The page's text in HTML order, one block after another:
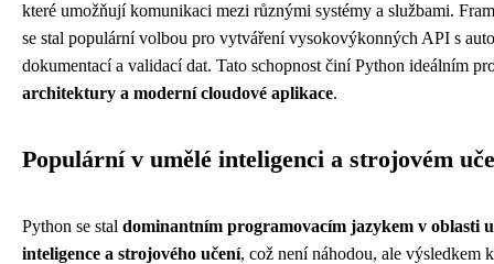
které umožňují komunikaci mezi různými systémy a službami.
se stal populární volbou pro vytváření vysokovýkonných API s
dokumentací a validací dat. Tato schopnost činí Python ideálním
architektury a moderní cloudové aplikace.
Populární v umělé inteligenci a strojovém
Python se stal dominantním programovacím jazykem v oblasti
inteligence a strojového učení, což není náhodou, ale výsledkem